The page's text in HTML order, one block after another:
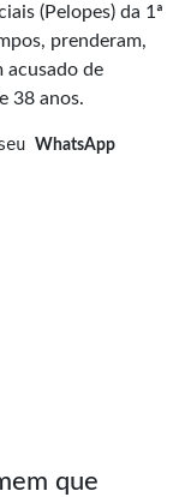
(Pelopes) da 1ª
prenderam,
acusado de
38 anos.
WhatsApp
que